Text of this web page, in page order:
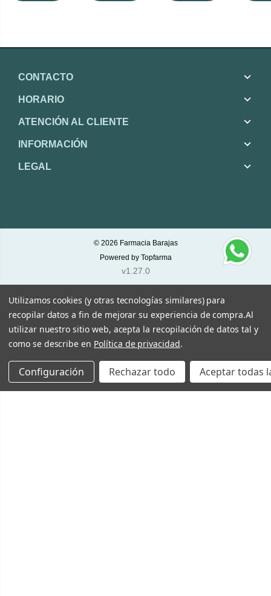
CONTACTO
HORARIO
ATENCIÓN AL CLIENTE
INFORMACIÓN
LEGAL
© 2026 Farmacia Barajas
Powered by Topfarma
v1.27.0
Utilizamos cookies (y otras tecnologías similares) para
recopilar datos a fin de mejorar su experiencia de compra.Al
utilizar nuestro sitio web, acepta la recopilación de datos tal y
como se describe en Política de privacidad.
Configuración Rechazar todo Aceptar todas